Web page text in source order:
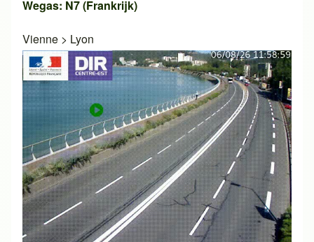
Wegas: N7 (Frankrijk)
Vienne > Lyon